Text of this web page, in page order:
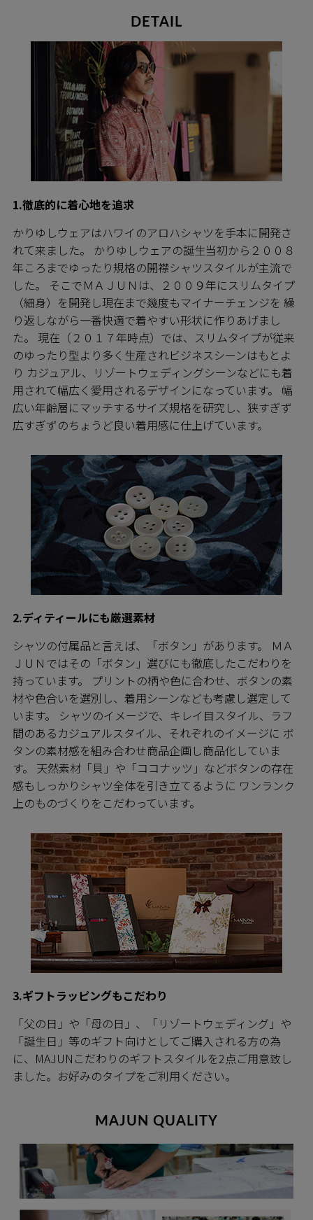
DETAIL
1.徹底的に着心地を追求
かりゆしウェアはハワイのアロハシャツを手本に開発さ
れて来ました。 かりゆしウェアの誕生当初から２００８
年ころまでゆったり規格の開襟シャツスタイルが主流で
した。 そこでＭＡＪＵＮは、２００９年にスリムタイプ
（細身）を開発し現在まで幾度もマイナーチェンジを 繰
り返しながら一番快適で着やすい形状に作りあげまし
た。 現在（２０１７年時点）では、スリムタイプが従来
のゆったり型より多く生産されビジネスシーンはもとよ
り カジュアル、リゾートウェディングシーンなどにも着
用されて幅広く愛用されるデザインになっています。 幅
広い年齢層にマッチするサイズ規格を研究し、狭すぎず
広すぎずのちょうど良い着用感に仕上げています。
2.ディティールにも厳選素材
シャツの付属品と言えば、「ボタン」があります。 ＭＡ
ＪＵＮではその「ボタン」選びにも徹底したこだわりを
持っています。 プリントの柄や色に合わせ、ボタンの素
材や色合いを選別し、着用シーンなども考慮し選定して
います。 シャツのイメージで、キレイ目スタイル、ラフ
間のあるカジュアルスタイル、それぞれのイメージに ボ
タンの素材感を組み合わせ商品企画し商品化していま
す。 天然素材「貝」や「ココナッツ」などボタンの存在
感もしっかりシャツ全体を引き立てるように ワンランク
上のものづくりをこだわっています。
3.ギフトラッピングもこだわり
「父の日」や「母の日」、「リゾートウェディング」や
「誕生日」等のギフト向けとしてご購入される方の為
に、MAJUNこだわりのギフトスタイルを2点ご用意致し
ました。お好みのタイプをご利用ください。
MAJUN QUALITY